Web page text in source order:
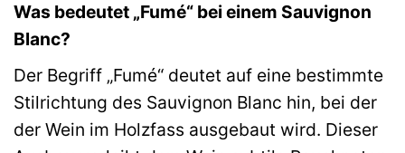
Was bedeutet „Fumé“ bei einem Sauvignon
Blanc?
Der Begriff „Fumé“ deutet auf eine bestimmte
Stilrichtung des Sauvignon Blanc hin, bei der
der Wein im Holzfass ausgebaut wird. Dieser